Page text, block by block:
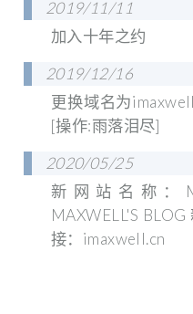
2019/11/11
加入十年之约
2019/12/16
更换域名为
[操作:雨落泪尽]
2020/05/25
新网站名称：
MAXWELL'S
接：imaxwell.cn